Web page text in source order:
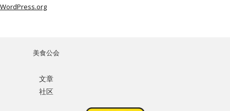
WordPress.org
美食公会
文章
社区